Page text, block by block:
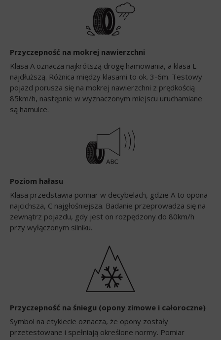
Przyczepność na mokrej nawierzchni
Klasa A oznacza najkrótszą drogę hamowania, a klasa E
najdłuższą. Różnica między klasami to ok. 3-6m. Testowy
pojazd porusza się na mokrej nawierzchni z prędkością
85km/h, następnie w wyznaczonym miejscu uruchamiane
są hamulce.
Poziom hałasu
Klasa przedstawia pomiar w decybelach, gdzie A to opona
najcichsza, C najgłośniejsza. Badanie przeprowadza się na
zewnątrz pojazdu, gdy jest on rozpędzony do 80km/h
przy wyłączonym silniku.
Przyczepność na śniegu (opony zimowe i całoroczne)
Symbol na etykiecie oznacza, że opony zostały
przetestowane i spełniają określone normy. Pomiar